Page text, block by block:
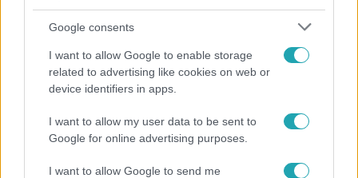
Google consents
I want to allow Google to enable storage
related to advertising like cookies on web or
device identifiers in apps.
I want to allow my user data to be sent to
Google for online advertising purposes.
I want to allow Google to send me
Az RTL Híradó riportja után renndőrök és
állatmentők hozták ki a magára hagyott kutyát